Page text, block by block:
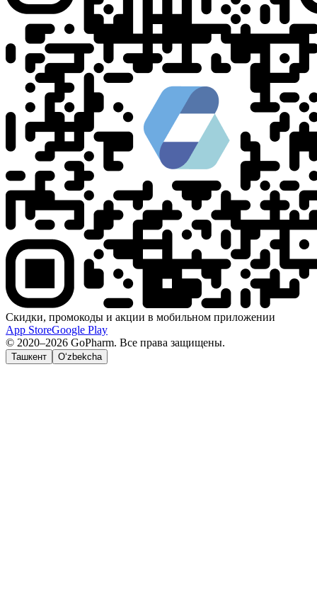
Скидки, промокоды и акции в мобильном приложении
App StoreGoogle Play
© 2020–2026 GoPharm. Все права защищены.
Ташкент O‘zbekcha